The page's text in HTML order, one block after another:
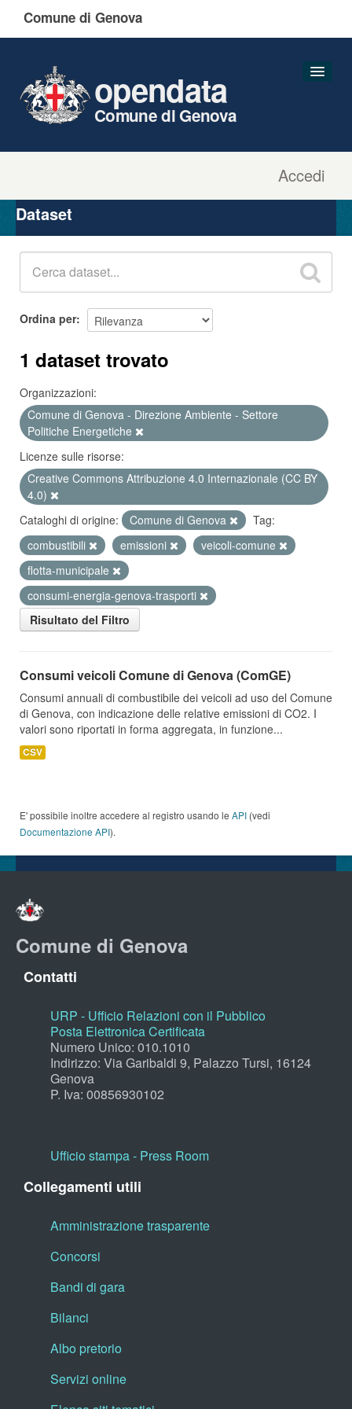
Comune di Genova
Accedi
opendata
Comune di Genova
Organizzazioni
Gruppi
Dataset
Ordina per
1 dataset trovato
Organizzazioni:
Comune di Genova - Direzione Ambiente - Settore
Politiche Energetiche
Licenze sulle risorse:
Creative Commons Attribuzione 4.0 Internazionale (CC BY
4.0)
Cataloghi di origine:
Comune di Genova
Tag:
combustibili
emissioni
veicoli-comune
flotta-municipale
consumi-energia-genova-trasporti
Risultato del Filtro
Consumi veicoli Comune di Genova (ComGE)
Consumi annuali di combustibile dei veicoli ad uso del Comune
di Genova, con indicazione delle relative emissioni di CO2. I
valori sono riportati in forma aggregata, in funzione...
CSV
E' possibile inoltre accedere al registro usando le API (vedi
Documentazione API).
Comune di Genova
Contatti
URP - Ufficio Relazioni con il Pubblico
Posta Elettronica Certificata
Numero Unico: 010.1010
Indirizzo: Via Garibaldi 9, Palazzo Tursi, 16124
Genova
P. Iva: 00856930102
Ufficio stampa - Press Room
Collegamenti utili
Amministrazione trasparente
Concorsi
Bandi di gara
Bilanci
Albo pretorio
Servizi online